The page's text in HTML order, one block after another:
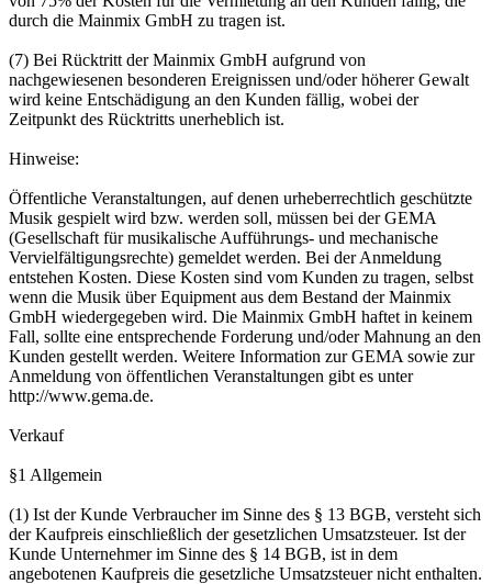
durch die Mainmix GmbH zu tragen ist.
(7) Bei Rücktritt der Mainmix GmbH aufgrund von
nachgewiesenen besonderen Ereignissen und/oder höherer Gewalt
wird keine Entschädigung an den Kunden fällig, wobei der
Zeitpunkt des Rücktritts unerheblich ist.
Hinweise:
Öffentliche Veranstaltungen, auf denen urheberrechtlich geschützte
Musik gespielt wird bzw. werden soll, müssen bei der GEMA
(Gesellschaft für musikalische Aufführungs- und mechanische
Vervielfältigungsrechte) gemeldet werden. Bei der Anmeldung
entstehen Kosten. Diese Kosten sind vom Kunden zu tragen, selbst
wenn die Musik über Equipment aus dem Bestand der Mainmix
GmbH wiedergegeben wird. Die Mainmix GmbH haftet in keinem
Fall, sollte eine entsprechende Forderung und/oder Mahnung an den
Kunden gestellt werden. Weitere Information zur GEMA sowie zur
Anmeldung von öffentlichen Veranstaltungen gibt es unter
http://www.gema.de.
Verkauf
§1 Allgemein
(1) Ist der Kunde Verbraucher im Sinne des § 13 BGB, versteht sich
der Kaufpreis einschließlich der gesetzlichen Umsatzsteuer. Ist der
Kunde Unternehmer im Sinne des § 14 BGB, ist in dem
angebotenen Kaufpreis die gesetzliche Umsatzsteuer nicht enthalten.